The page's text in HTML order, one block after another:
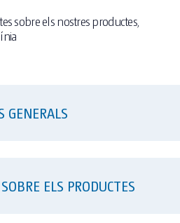
sobre els nostres productes,
GENERALS
ELS PRODUCTES